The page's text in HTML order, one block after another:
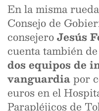
En la misma
Consejo de
consejeroJesús
cuenta también
dos equipos de
vanguardiapor
euros en el
Parapléjicos de